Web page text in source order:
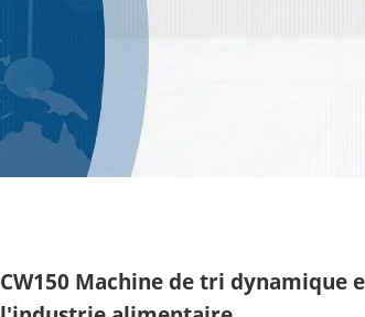
CW150 Machine de tri dynamique